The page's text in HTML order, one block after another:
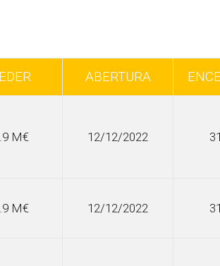
ABERTURA
M€ 12/12/2022
M€ 12/12/2022